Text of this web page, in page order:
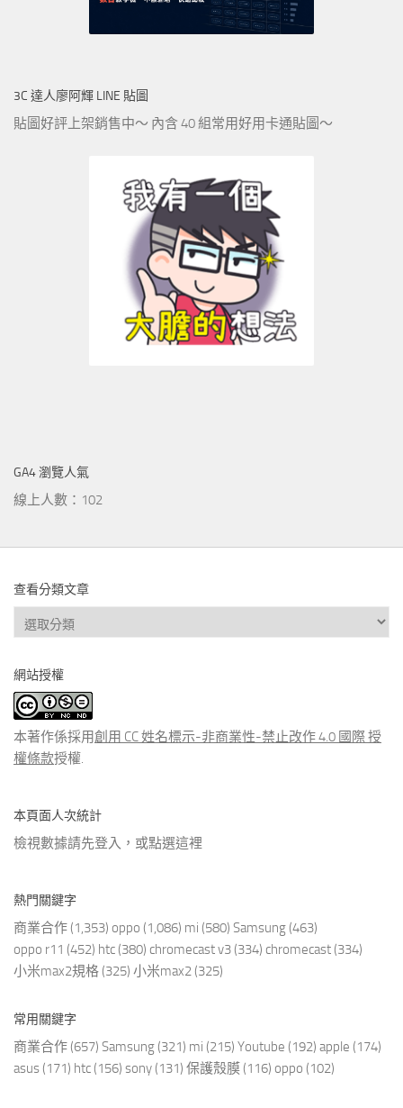
3C 達人廖阿輝 LINE 貼圖
貼圖好評上架銷售中～ 內含 40 組常用好用卡通貼圖～
GA4 瀏覽人氣
線上人數：102
查看分類文章
查
看
類
文
章
網站授權
本著作係採用創用 CC 姓名標示-非商業性-禁止改作 4.0 國際 授
權條款授權.
本頁面人次統計
檢視數據請先登入，或點選這裡
熱門關鍵字
商業合作 (1,353) oppo (1,086) mi (580) Samsung (463)
oppo r11 (452) htc (380) chromecast v3 (334) chromecast (334)
小米max2規格 (325) 小米max2 (325)
常用關鍵字
商業合作 (657) Samsung (321) mi (215) Youtube (192) apple (174)
asus (171) htc (156) sony (131) 保護殼膜 (116) oppo (102)